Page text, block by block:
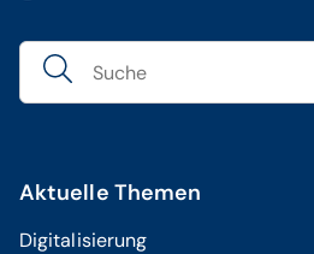
Aktuelle Themen
Digitalisierung